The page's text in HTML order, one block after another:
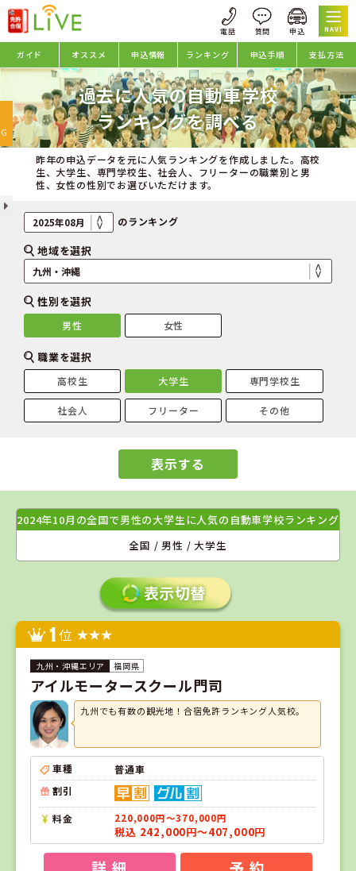
NAVI
ガイド オススメ 申込情報 ランキング 申込手順 支払方法
過去に人気の自動車学校
ランキングを調べる
昨年の申込データを元に人気ランキングを作成しました。高校
生、大学生、専門学校生、社会人、フリーターの職業別と男
性、女性の性別でお選びいただけます。
のランキング
地域を選択
性別を選択
男性 女性
職業を選択
高校生 大学生 専門学校生
社会人 フリーター その他
表示する
2024年10月の全国で男性の大学生に人気の自動車学校ランキング
全国 / 男性 / 大学生
1位
福岡県
アイルモータースクール門司
九州でも有数の観光地！合宿免許ランキング人気校。
車種
普通車
割引
料金 220,000円～370,000円
税込 242,000円～407,000円